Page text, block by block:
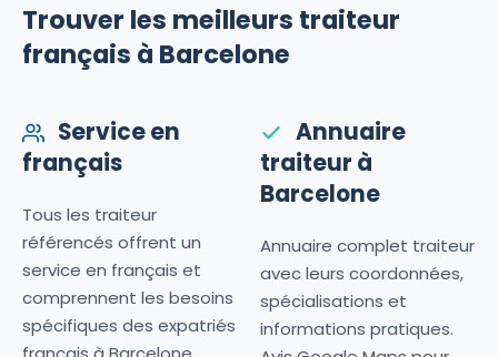
Trouver les meilleurs traiteur
français à Barcelone
Service en
français
Tous les traiteur
référencés offrent un
service en français et
comprennent les besoins
spécifiques des expatriés
Annuaire
traiteur à
Barcelone
Annuaire complet traiteur
avec leurs coordonnées,
spécialisations et
informations pratiques.